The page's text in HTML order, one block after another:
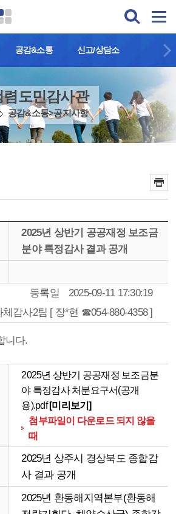
공감&소통 신고/상담소
렴도민감사관
공감&소통>공지사항
2025년 상반기 공공재정 보조금
분야 특정감사 결과 공개
등록일
2025-09-11 17:30:19
체감사2팀 [ 장*현 ☎054-880-4358 ]
니다.
2025년 상반기 공공재정 보조금분
야 특정감사 처분요구서(공개
용).pdf [미리보기]
첨부파일이 다운로드 되지 않을
때
2025년 상주시 경상북도 종합감
사 결과 공개
2025년 환동해지역본부(환동해